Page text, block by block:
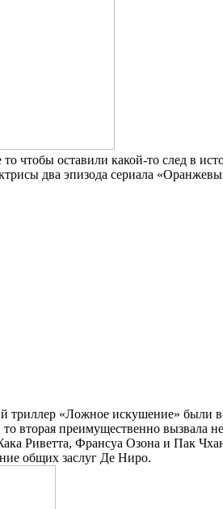
чтобы оставили какой-то след в
два эпизода сериала
триллер «Ложное искушение» были
вторая преимущественно вызвала
Риветта, Франсуа Озона и Пак
общих заслуг Де Ниро.